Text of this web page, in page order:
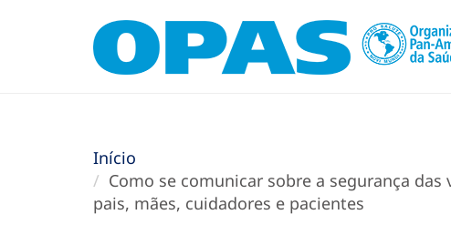
Início
Como se comunicar sobre a segurança
pais, mães, cuidadores e pacientes